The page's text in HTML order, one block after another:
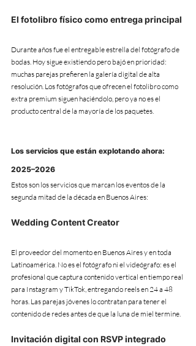
El fotolibro físico como entrega principal
Durante años fue el entregable estrella del fotógrafo de
bodas. Hoy sigue existiendo pero bajó en prioridad:
muchas parejas prefieren la galería digital de alta
resolución. Los fotógrafos que ofrecen el fotolibro como
extra premium siguen haciéndolo, pero ya no es el
producto central de la mayoría de los paquetes.
Los servicios que están explotando ahora:
2025–2026
Estos son los servicios que marcan los eventos de la
segunda mitad de la década en Buenos Aires:
Wedding Content Creator
El proveedor del momento en Buenos Aires y en toda
Latinoamérica. No es el fotógrafo ni el videógrafo: es el
profesional que captura contenido vertical en tiempo real
para Instagram y TikTok, entregando reels en 24 a 48
horas. Las parejas jóvenes lo contratan para tener el
contenido de redes antes de que la luna de miel termine.
Invitación digital con RSVP integrado